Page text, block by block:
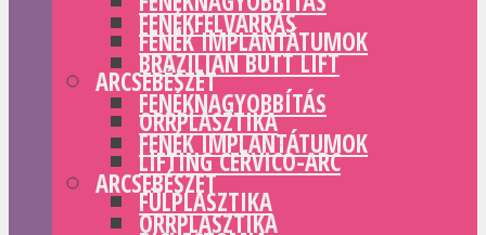
FENÉK IMPLANTÁTUMOK
ARCSEBÉSZET
ORRPLASZTIKA
LIFTING CERVICO-ARC
FÜLPLASZTIKA
FENÉKFELVARRÁS
BRAZILIAN BUTT LIFT
FENÉKNAGYOBBÍTÁS
FENÉK IMPLANTÁTUMOK
ARCSEBÉSZET
ORRPLASZTIKA